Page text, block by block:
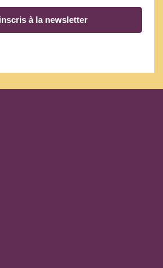
à la newsletter